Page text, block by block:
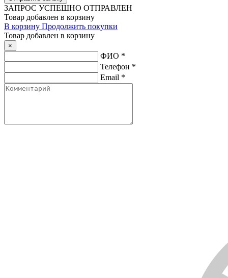
ЗАПРОС УСПЕШНО ОТПРАВЛЕН
Товар добавлен в корзину
В корзину Продолжить покупки
Товар добавлен в корзину
×
ФИО *
Телефон *
Email *